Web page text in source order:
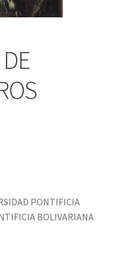
PONTIFICIA
BOLIVARIANA